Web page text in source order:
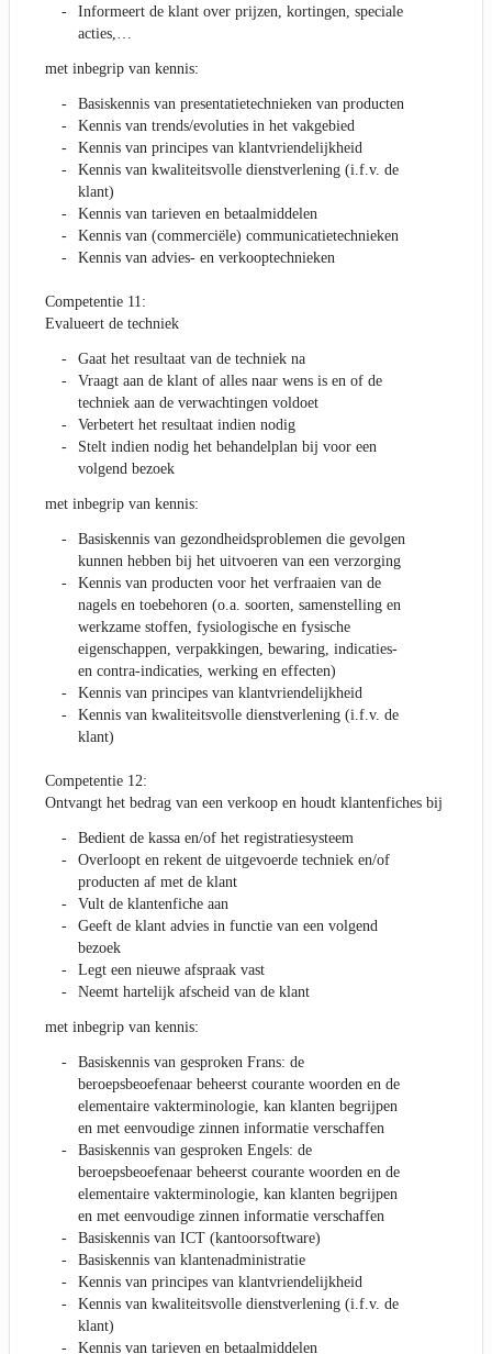
Informeert de klant over prijzen, kortingen, speciale
acties,…
met inbegrip van kennis:
Basiskennis van presentatietechnieken van producten
Kennis van trends/evoluties in het vakgebied
Kennis van principes van klantvriendelijkheid
Kennis van kwaliteitsvolle dienstverlening (i.f.v. de
klant)
Kennis van tarieven en betaalmiddelen
Kennis van (commerciële) communicatietechnieken
Kennis van advies- en verkooptechnieken
Competentie 11:
Evalueert de techniek
Gaat het resultaat van de techniek na
Vraagt aan de klant of alles naar wens is en of de
techniek aan de verwachtingen voldoet
Verbetert het resultaat indien nodig
Stelt indien nodig het behandelplan bij voor een
volgend bezoek
met inbegrip van kennis:
Basiskennis van gezondheidsproblemen die gevolgen
kunnen hebben bij het uitvoeren van een verzorging
Kennis van producten voor het verfraaien van de
nagels en toebehoren (o.a. soorten, samenstelling en
werkzame stoffen, fysiologische en fysische
eigenschappen, verpakkingen, bewaring, indicaties-
en contra-indicaties, werking en effecten)
Kennis van principes van klantvriendelijkheid
Kennis van kwaliteitsvolle dienstverlening (i.f.v. de
klant)
Competentie 12:
Ontvangt het bedrag van een verkoop en houdt klantenfiches bij
Bedient de kassa en/of het registratiesysteem
Overloopt en rekent de uitgevoerde techniek en/of
producten af met de klant
Vult de klantenfiche aan
Geeft de klant advies in functie van een volgend
bezoek
Legt een nieuwe afspraak vast
Neemt hartelijk afscheid van de klant
met inbegrip van kennis:
Basiskennis van gesproken Frans: de
beroepsbeoefenaar beheerst courante woorden en de
elementaire vakterminologie, kan klanten begrijpen
en met eenvoudige zinnen informatie verschaffen
Basiskennis van gesproken Engels: de
beroepsbeoefenaar beheerst courante woorden en de
elementaire vakterminologie, kan klanten begrijpen
en met eenvoudige zinnen informatie verschaffen
Basiskennis van ICT (kantoorsoftware)
Basiskennis van klantenadministratie
Kennis van principes van klantvriendelijkheid
Kennis van kwaliteitsvolle dienstverlening (i.f.v. de
klant)
Kennis van tarieven en betaalmiddelen